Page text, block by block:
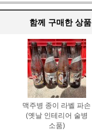
함께 구매한 상품
맥주병 종이 라벨 파손
(옛날 인테리어 술병
소품)